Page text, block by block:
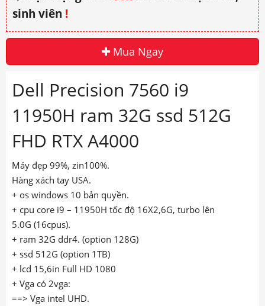
sinh viên !
Mua Ngay
Dell Precision 7560 i9
11950H ram 32G ssd 512G
FHD RTX A4000
Máy đẹp 99%, zin100%.
Hàng xách tay USA.
+ os windows 10 bản quyền.
+ cpu core i9 – 11950H tốc độ 16X2,6G, turbo lên
5.0G (16cpus).
+ ram 32G ddr4. (option 128G)
+ ssd 512G (option 1TB)
+ lcd 15,6in Full HD 1080
+ Vga có 2vga:
==> Vga intel UHD.